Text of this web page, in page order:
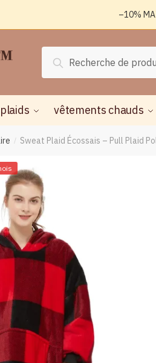
–10%
pour :
Recherche
vêtements chauds
/ Sweat Plaid Écossais – Pull Plaid